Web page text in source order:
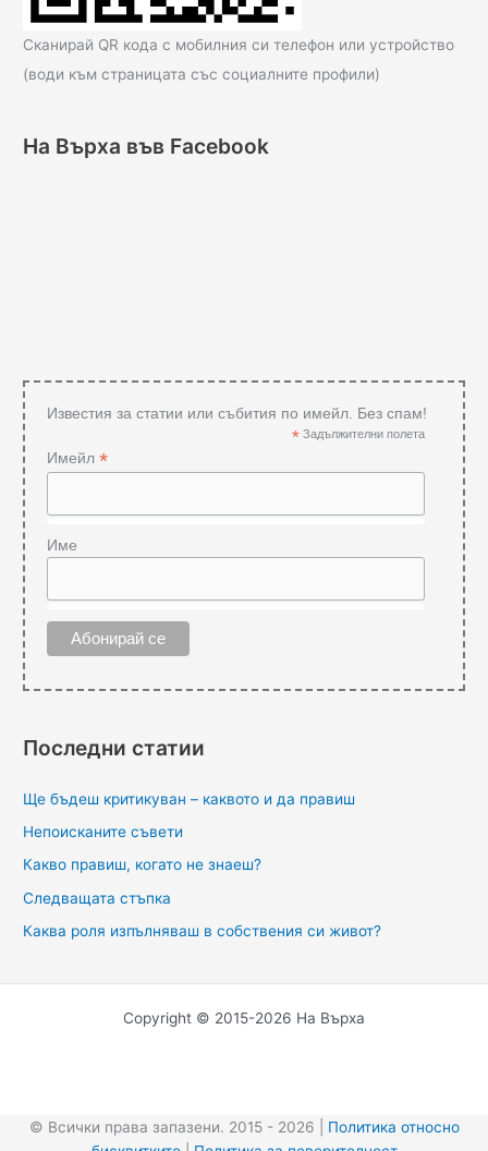
Сканирай QR кода с мобилния си телефон или устройство
(води към страницата със социалните профили)
На Върха във Facebook
Известия за статии или събития по имейл. Без спам!
* Задължителни полета
Имейл*
Име
Последни статии
Ще бъдеш критикуван – каквото и да правиш
Непоисканите съвети
Какво правиш, когато не знаеш?
Следващата стъпка
Каква роля изпълняваш в собствения си живот?
Copyright © 2015-2026 На Върха
© Всички права запазени. 2015 - 2026 | Политика относно